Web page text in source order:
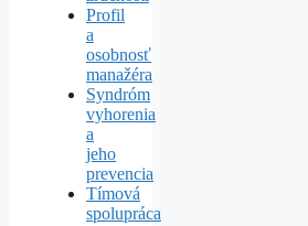
Profil
a
osobnosť
manažéra
Syndróm
vyhorenia
a
jeho
prevencia
Tímová
spolupráca